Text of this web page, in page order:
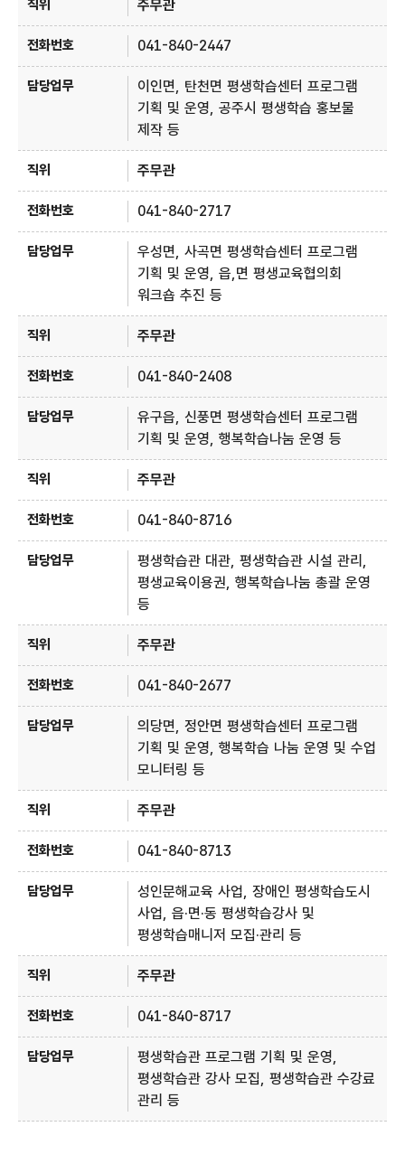
주무관
041-840-2447
이인면, 탄천면 평생학습센터 프로그램
기획 및 운영, 공주시 평생학습 홍보물
제작 등
주무관
041-840-2717
우성면, 사곡면 평생학습센터 프로그램
기획 및 운영, 읍,면 평생교육협의회
워크숍 추진 등
주무관
041-840-2408
유구읍, 신풍면 평생학습센터 프로그램
기획 및 운영, 행복학습나눔 운영 등
주무관
041-840-8716
평생학습관 대관, 평생학습관 시설 관리,
평생교육이용권, 행복학습나눔 총괄 운영
등
주무관
041-840-2677
의당면, 정안면 평생학습센터 프로그램
기획 및 운영, 행복학습 나눔 운영 및 수업
모니터링 등
주무관
041-840-8713
성인문해교육 사업, 장애인 평생학습도시
사업, 읍·면·동 평생학습강사 및
평생학습매니저 모집·관리 등
주무관
041-840-8717
평생학습관 프로그램 기획 및 운영,
평생학습관 강사 모집, 평생학습관 수강료
관리 등